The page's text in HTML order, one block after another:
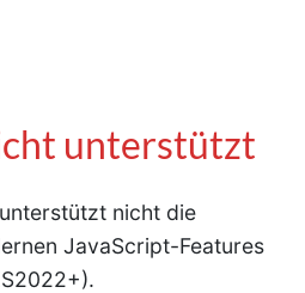
unterstützt
nicht die
JavaScript-Features